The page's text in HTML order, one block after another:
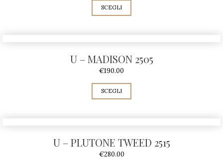
SCEGLI
U – MADISON 2505
€190.00
SCEGLI
U – PLUTONE TWEED 2515
€280.00